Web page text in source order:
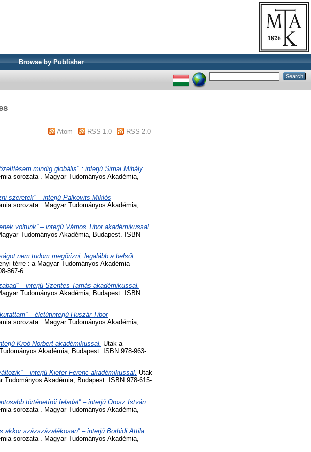
Browse by Publisher
Atom RSS 1.0 RSS 2.0
mindig globális" : interjú Simai Mihály
sorozata . Magyar Tudományos Akadémia,
szeretek” – interjú Palkovits Miklós
sorozata . Magyar Tudományos Akadémia,
voltunk” – interjú Vámos Tibor akadémikussal.
Tudományos Akadémia, Budapest. ISBN
nem tudom megőrizni, legalább a belsőt
térre : a Magyar Tudományos Akadémia
867-6
– interjú Szentes Tamás akadémikussal.
Tudományos Akadémia, Budapest. ISBN
– életútinterjú Huszár Tibor
sorozata . Magyar Tudományos Akadémia,
Kroó Norbert akadémikussal. Utak a
Akadémia, Budapest. ISBN 978-963-
– interjú Kiefer Ferenc akadémikussal. Utak
Akadémia, Budapest. ISBN 978-615-
történetírói feladat” – interjú Orosz István
sorozata . Magyar Tudományos Akadémia,
akkor százszázalékosan” – interjú Borhidi Attila
sorozata . Magyar Tudományos Akadémia,